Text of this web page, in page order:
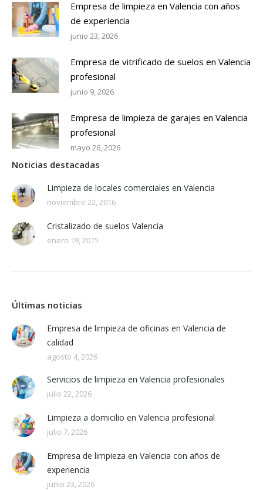
Empresa de limpieza en Valencia con años
de experiencia
junio 23, 2026
Empresa de vitrificado de suelos en Valencia
profesional
junio 9, 2026
Empresa de limpieza de garajes en Valencia
profesional
mayo 26, 2026
Noticias destacadas
Limpieza de locales comerciales en Valencia
noviembre 22, 2016
Cristalizado de suelos Valencia
enero 19, 2015
Últimas noticias
Empresa de limpieza de oficinas en Valencia de
calidad
agosto 4, 2026
Servicios de limpieza en Valencia profesionales
julio 22, 2026
Limpieza a domicilio en Valencia profesional
julio 7, 2026
Empresa de limpieza en Valencia con años de
experiencia
junio 23, 2026